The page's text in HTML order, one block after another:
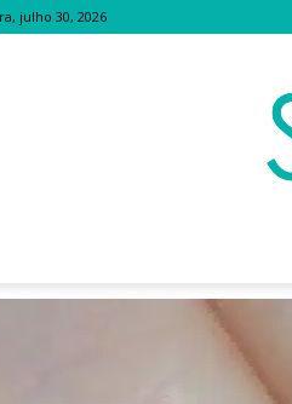
julho 30, 2026